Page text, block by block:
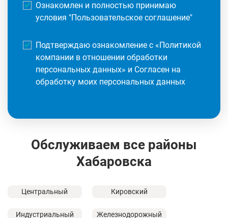
Ознакомлен и полностью принимаю
условия "Пользовательское соглашение"
Подтверждаю ознакомление с «Политикой
компании в отношении обработки
персональных данных» и Согласен на
обработку моих персональных данных
Обслуживаем все районы
Хабаровска
Центральный Кировский
Индустриальный Железнодорожный